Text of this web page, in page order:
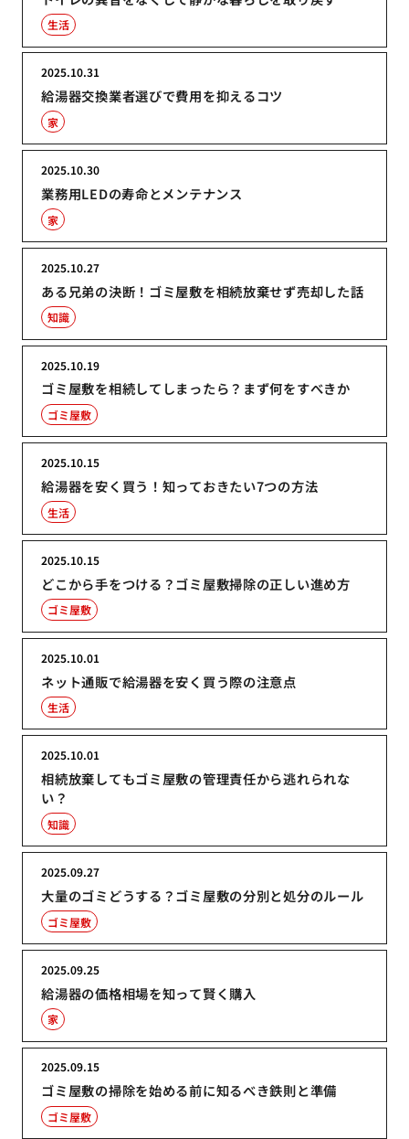
生活
給湯器交換業者選びで費用を抑えるコツ
2025.10.31
家
業務用LEDの寿命とメンテナンス
2025.10.30
家
ある兄弟の決断！ゴミ屋敷を相続放棄せず売却した話
2025.10.27
知識
ゴミ屋敷を相続してしまったら？まず何をすべきか
2025.10.19
ゴミ屋敷
給湯器を安く買う！知っておきたい7つの方法
2025.10.15
生活
どこから手をつける？ゴミ屋敷掃除の正しい進め方
2025.10.15
ゴミ屋敷
ネット通販で給湯器を安く買う際の注意点
2025.10.01
生活
相続放棄してもゴミ屋敷の管理責任から逃れられな
い？
2025.10.01
知識
大量のゴミどうする？ゴミ屋敷の分別と処分のルール
2025.09.27
ゴミ屋敷
給湯器の価格相場を知って賢く購入
2025.09.25
家
ゴミ屋敷の掃除を始める前に知るべき鉄則と準備
2025.09.15
ゴミ屋敷